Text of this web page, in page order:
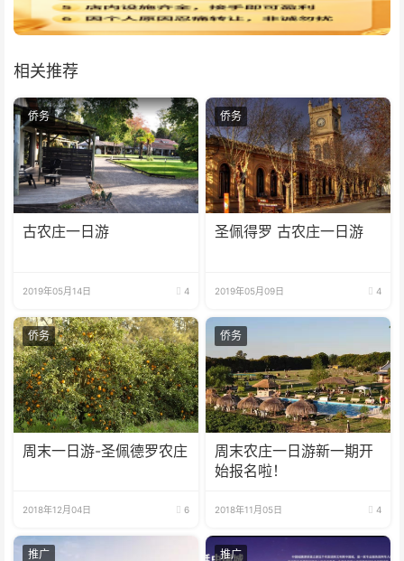
相关推荐
侨务
古农庄一日游
2019年05月14日 4
侨务
圣佩得罗 古农庄一日游
2019年05月09日 4
侨务
周末一日游-圣佩德罗农庄
2018年12月04日 6
侨务
周末农庄一日游新一期开
始报名啦！
2018年11月05日 4
推广 推广